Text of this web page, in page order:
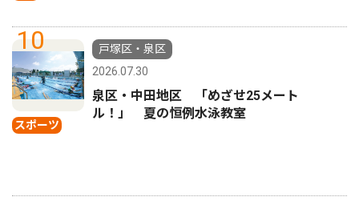
10
スポーツ
戸塚区・泉区
2026.07.30
泉区・中田地区 「めざせ25メート
ル！」 夏の恒例水泳教室